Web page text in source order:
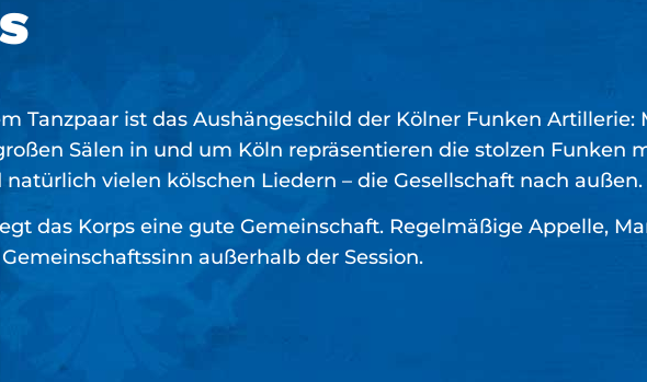
Tanzpaar ist das Aushängeschild der Kölner Funken Artillerie:
Sälen in und um Köln repräsentieren die stolzen Funken
vielen kölschen Liedern – die Gesellschaft nach außen.
das Korps eine gute Gemeinschaft. Regelmäßige Appelle,
außerhalb der Session.